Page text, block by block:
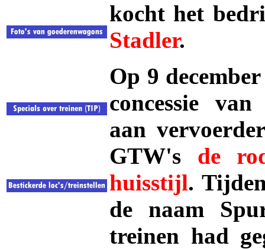
kocht het
Stadler.
Op 9
concessie
aan
GTW's de
huisstijl.
de naam
treinen had